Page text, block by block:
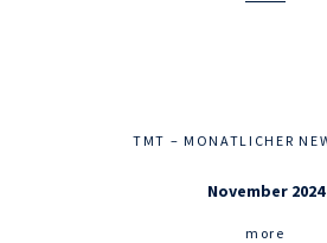
TMT – MONATLICHER
November 2024
more